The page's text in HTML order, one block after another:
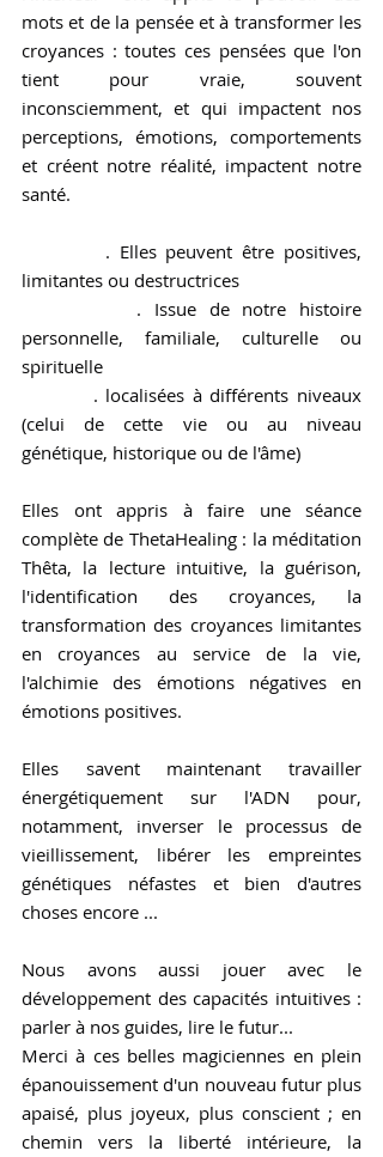
mots et de la pensée et à transformer les
croyances : toutes ces pensées que l'on
tient pour vraie, souvent
inconsciemment, et qui impactent nos
perceptions, émotions, comportements
et créent notre réalité, impactent notre
santé.
. Elles peuvent être positives,
limitantes ou destructrices
. Issue de notre histoire
personnelle, familiale, culturelle ou
spirituelle
. localisées à différents niveaux
(celui de cette vie ou au niveau
génétique, historique ou de l'âme)
Elles ont appris à faire une séance
complète de ThetaHealing : la méditation
Thêta, la lecture intuitive, la guérison,
l'identification des croyances, la
transformation des croyances limitantes
en croyances au service de la vie,
l'alchimie des émotions négatives en
émotions positives.
Elles savent maintenant travailler
énergétiquement sur l'ADN pour,
notamment, inverser le processus de
vieillissement, libérer les empreintes
génétiques néfastes et bien d'autres
choses encore ...
Nous avons aussi jouer avec le
développement des capacités intuitives :
parler à nos guides, lire le futur...
Merci à ces belles magiciennes en plein
épanouissement d'un nouveau futur plus
apaisé, plus joyeux, plus conscient ; en
chemin vers la liberté intérieure, la